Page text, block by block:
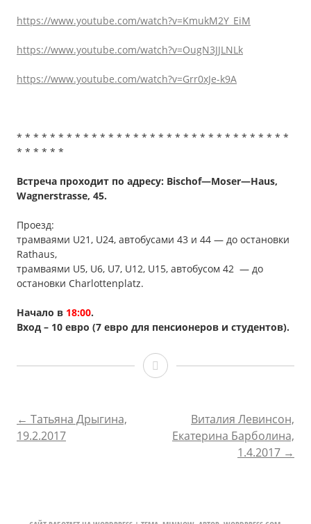
https://www.youtube.com/watch?v=KmukM2Y_EiM
https://www.youtube.com/watch?v=OugN3JJLNLk
https://www.youtube.com/watch?v=Grr0xJe-k9A
* * * * * * * * * * * * * * * * * * * * * * * * * * * * * * * * *
* * * * * *
Встреча проходит по адресу: Bischof—Moser—Haus,
Wagnerstrasse, 45.
Проезд:
трамваями U21, U24, автобусами 43 и 44 — до остановки
Rathaus,
трамваями U5, U6, U7, U12, U15, автобусом 42 — до
остановки Сharlottenplatz.
Начало в 18:00.
Вход – 10 евро (7 евро для пенсионеров и студентов).
Андрей
11.3.2017
НАВИГАЦИЯ
← Татьяна Дрыгина,
19.2.2017
Виталия Левинсон,
Екатерина Барболина,
1.4.2017 →